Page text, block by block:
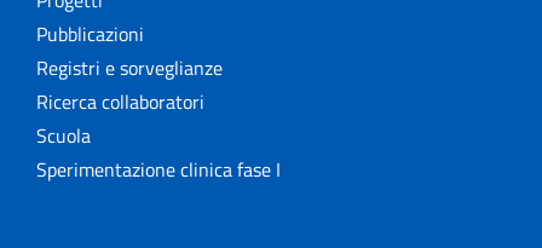
Pubblicazioni
Registri e sorveglianze
Ricerca collaboratori
Scuola
Sperimentazione clinica fase I